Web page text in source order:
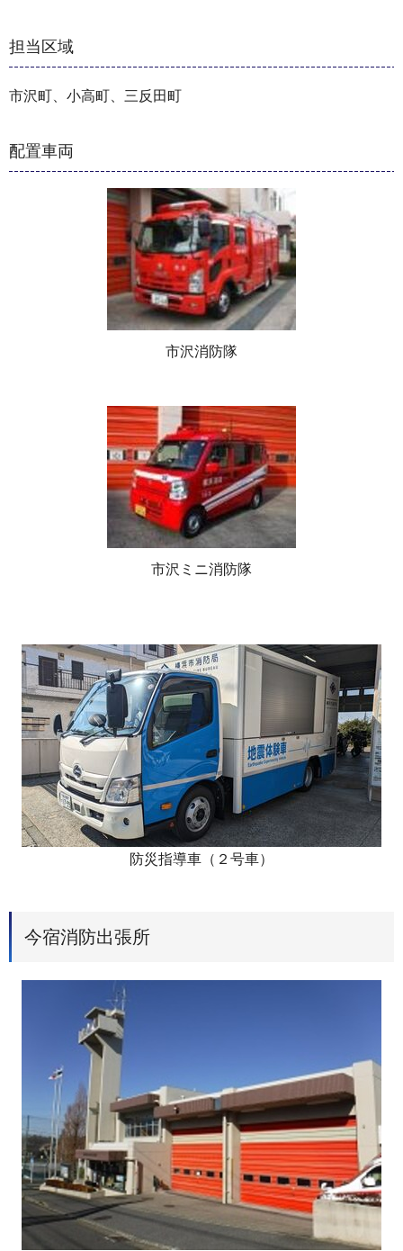
担当区域
市沢町、小高町、三反田町
配置車両
市沢消防隊
市沢ミニ消防隊
防災指導車（２号車）
今宿消防出張所